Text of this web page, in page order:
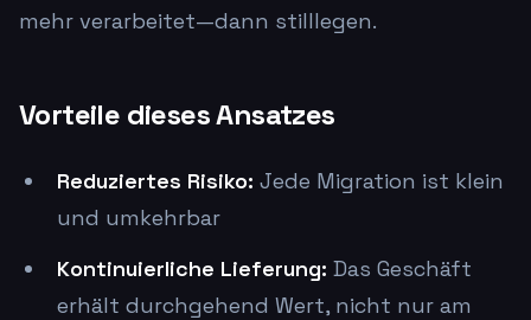
mehr verarbeitet—dann stilllegen.
Vorteile dieses Ansatzes
Reduziertes Risiko: Jede Migration ist klein
und umkehrbar
Kontinuierliche Lieferung: Das Geschäft
erhält durchgehend Wert, nicht nur am